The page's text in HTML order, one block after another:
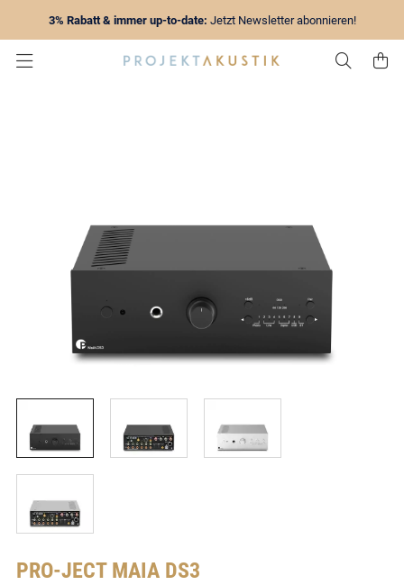
3% Rabatt & immer up-to-date: Jetzt Newsletter abonnieren!
Zur
PRO-JECTMAIA DS3